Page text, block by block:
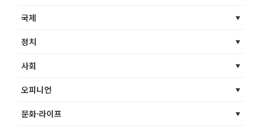
국제
정치
사회
오피니언
문화·라이프